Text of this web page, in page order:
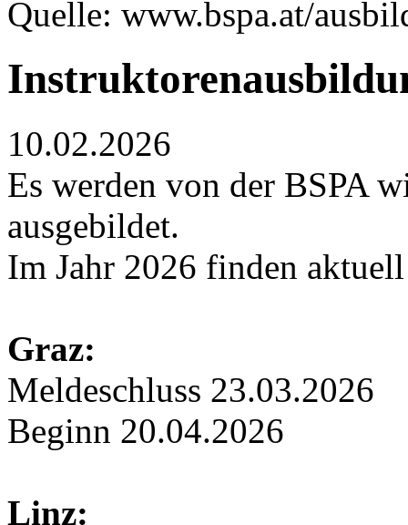
Quelle: www.bspa.at/
10.02.2026
Es werden von der BSPA
ausgebildet.
Im Jahr 2026 finden
Graz:
Meldeschluss 23.03.2026
Beginn 20.04.2026
Linz: